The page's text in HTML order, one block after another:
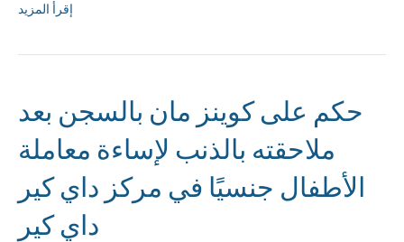
إقرأ المزيد
حكم على كوينز مان بالسجن بعد
ملاحقته بالذنب لإساءة معاملة
الأطفال جنسيًا في مركز داي كير
داي كير